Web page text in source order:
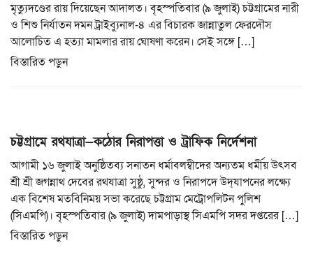
মৃত্যুদণ্ডের রায় দিয়েছেন আদালত। বৃহস্পতিবার (৯ জুলাই) চট্টগ্রামের নারী
ও শিশু নির্যাতন দমন ট্রাইব্যুনাল-৪ এর বিচারক জান্নাতুল ফেরদৌস
আলোচিত এ হত্যা মামলার রায় ঘোষণা করেন। সেই সঙ্গে […]
বিস্তারিত পড়ুন
চট্টগ্রামে রথযাত্রা—কঠোর নিরাপত্তা ও ট্রাফিক নির্দেশনা
আগামী ১৬ জুলাই অনুষ্ঠিতব্য সনাতন ধর্মাবলম্বীদের অন্যতম ধর্মীয় উৎসব
শ্রী শ্রী জগন্নাথ দেবের রথযাত্রা সুষ্ঠু, সুন্দর ও নিরাপদে উদ্‌যাপনের লক্ষ্যে
এক বিশেষ মতবিনিময় সভা করেছে চট্টগ্রাম মেট্রোপলিটন পুলিশ
(সিএমপি)। বৃহস্পতিবার (৯ জুলাই) দামপাড়াস্থ সিএমপি সদর দপ্তরের […]
বিস্তারিত পড়ুন